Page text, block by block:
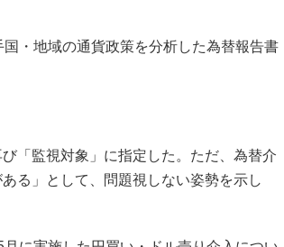
・地域の通貨政策を分析した為替報告書
「監視対象」に指定した。ただ、為替介
る」として、問題視しない姿勢を示し